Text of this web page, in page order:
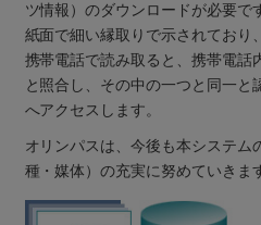
ツ情報）のダウンロードが必要で
紙面で細い縁取りで示されており
携帯電話で読み取ると、携帯電話
と照合し、その中の一つと同一と
へアクセスします。
オリンパスは、今後も本システム
種・媒体）の充実に努めていきま